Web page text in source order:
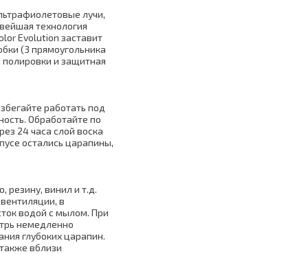
лучи,
технология
Evolution заставит
(3 прямоугольника
полировки и защитная
работать под
Обработайте по
24 часа слой воска
остались царапины,
резину, винил и т.д.
в
водой с мылом. При
немедленно
глубоких царапин.
вблизи